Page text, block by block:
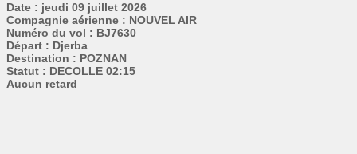
Date : jeudi 09 juillet 2026
Compagnie aérienne : NOUVEL AIR
Numéro du vol : BJ7630
Départ : Djerba
Destination : POZNAN
Statut : DECOLLE 02:15
Aucun retard